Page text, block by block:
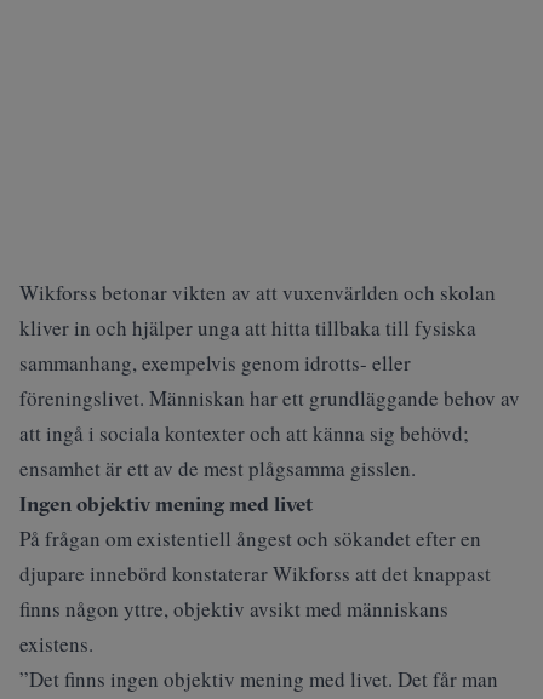
Wikforss betonar vikten av att vuxenvärlden och skolan
kliver in och hjälper unga att hitta tillbaka till fysiska
sammanhang, exempelvis genom idrotts- eller
föreningslivet. Människan har ett grundläggande behov av
att ingå i sociala kontexter och att känna sig behövd;
ensamhet är ett av de mest plågsamma gisslen.
Ingen objektiv mening med livet
På frågan om existentiell ångest och sökandet efter en
djupare innebörd konstaterar Wikforss att det knappast
finns någon yttre, objektiv avsikt med människans
existens.
”Det finns ingen objektiv mening med livet. Det får man